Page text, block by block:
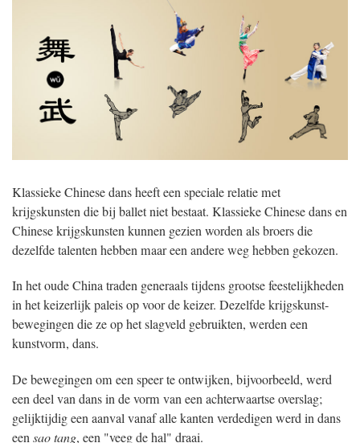
Klassieke Chinese dans heeft een speciale relatie met
krijgskunsten die bij ballet niet bestaat. Klassieke Chinese dans en
Chinese krijgskunsten kunnen gezien worden als broers die
dezelfde talenten hebben maar een andere weg hebben gekozen.
In het oude China traden generaals tijdens grootse feestelijkheden
in het keizerlijk paleis op voor de keizer. Dezelfde krijgskunst-
bewegingen die ze op het slagveld gebruikten, werden een
kunstvorm, dans.
De bewegingen om een speer te ontwijken, bijvoorbeeld, werd
een deel van dans in de vorm van een achterwaartse overslag;
gelijktijdig een aanval vanaf alle kanten verdedigen werd in dans
eensao tang, een "veeg de hal" draai.